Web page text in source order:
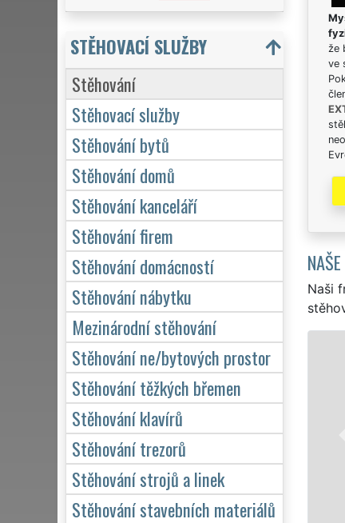
že
ve
Naši
STĚHOVÁNÍ KUNÍN - STĚHOVACÍ PRÁCE KUNÍN
Naše franchisová síť EXTRA STĚHOVÁNÍ vám
stěhovací servis v Kuníně. Poskytujeme
stěhování NON-STOP 24 hodin denně, 7 dní v
domácnosti, tak pro obchodní společnosti, a
kvalitně odvedené práce.
Mám zájem o stěhování v Kuníně
STĚHOVACÍ SLUŽBY
Stěhování
Stěhovací služby
Stěhování bytů
Stěhování domů
Stěhování kanceláří
Stěhování firem
Stěhování domácností
Stěhování nábytku
Mezinárodní stěhování
Stěhování ne/bytových prostor
Stěhování těžkých břemen
Stěhování klavírů
Stěhování trezorů
Stěhování strojů a linek
Stěhování stavebních materiálů